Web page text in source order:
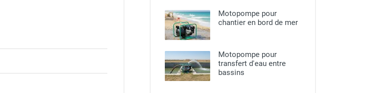
Motopompe pour
chantier en bord de mer
Motopompe pour
transfert d'eau entre
bassins